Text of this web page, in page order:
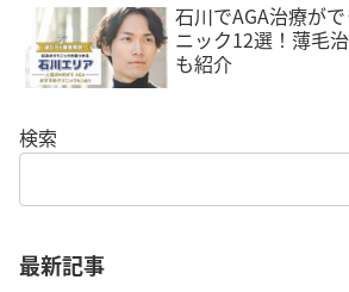
石川でAGA治療が
ニック12選！薄毛
も紹介
検索
最新記事